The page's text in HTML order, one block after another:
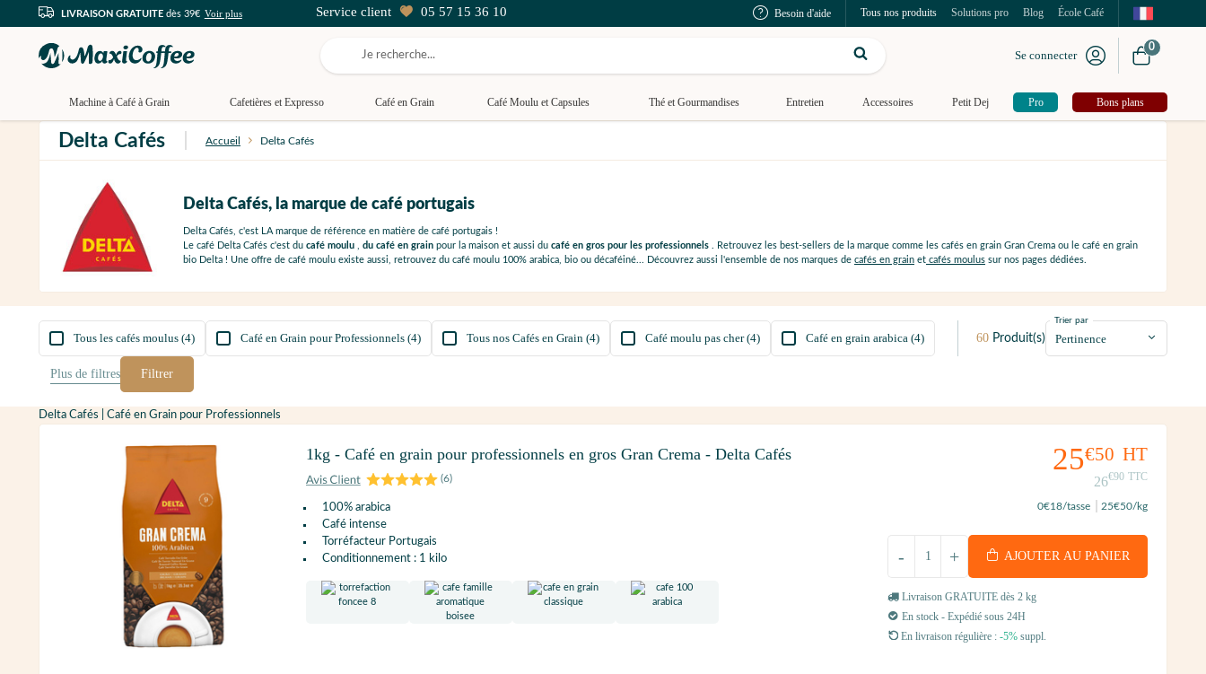
LIVRAISON GRATUITE dès 39€ Voir plus Service client 05 57 15 36 10 Besoin d'aide Tous nos produits Solutions pro Blog École Café
Se connecter
0
Machine à Café à Grain Cafetières et Expresso Café en Grain Café Moulu et Capsules Thé et Gourmandises Entretien Accessoires Petit Dej Pro Bons plans
Delta Cafés Accueil Delta Cafés
Delta Cafés, la marque de café portugais
Delta Cafés, c'est LA marque de référence en matière de café portugais !
Le café Delta Cafés c'est du café moulu du café en grain pour la maison et aussi du café en gros pour les professionnels . Retrouvez les best-sellers de la marque comme les cafés en grain Gran Crema ou le café en grain
bio Delta ! Une offre de café moulu existe aussi, retrouvez du café moulu 100% arabica, bio ou décaféiné... Découvrez aussi l'ensemble de nos marques de cafés en grain et cafés moulus sur nos pages dédiées.
Tous les cafés moulus (4) Café en Grain pour Professionnels (4) Tous nos Cafés en Grain (4) Café moulu pas cher (4) Café en grain arabica (4)
Plus de filtres Filtrer
60 Produit(s)
Trier par
Delta Cafés | Café en Grain pour Professionnels
1kg - Café en grain pour professionnels en gros Gran Crema - Delta Cafés
(6)
100% arabica
Café intense
Torréfacteur Portugais
Conditionnement : 1 kilo
25€50 HT
26€90 TTC
0€18/tasse 25€50/kg
+
- AJOUTER AU PANIER
Livraison GRATUITE dès 2 kg
En stock - Expédié sous 24H
En livraison régulière : -5% suppl.